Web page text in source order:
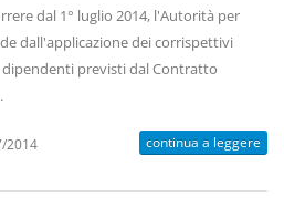
dal 1° luglio 2014, l'Autorità per
dall'applicazione dei corrispettivi
previsti dal Contratto
2014 continua a leggere